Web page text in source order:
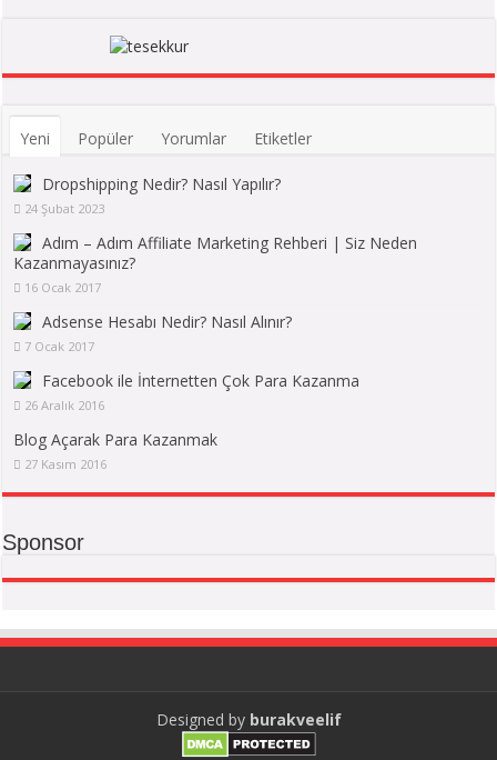
Yeni Popüler Yorumlar Etiketler
Dropshipping Nedir? Nasıl Yapılır?
24 Şubat 2023
Adım – Adım Affiliate Marketing Rehberi | Siz Neden
Kazanmayasınız?
16 Ocak 2017
Adsense Hesabı Nedir? Nasıl Alınır?
7 Ocak 2017
Facebook ile İnternetten Çok Para Kazanma
26 Aralık 2016
Blog Açarak Para Kazanmak
27 Kasım 2016
Sponsor
Designed by burakveelif